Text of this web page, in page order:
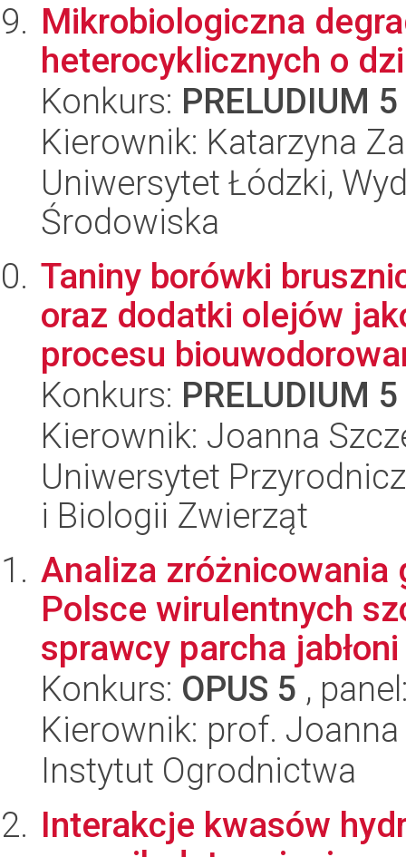
Mikrobiologiczna
heterocyklicznych o
Konkurs: PRELUDIUM 5
Kierownik: Katarzyna
Uniwersytet Łódzki,
Środowiska
Taniny borówki
oraz dodatki olejów
procesu
Konkurs: PRELUDIUM 5
Kierownik: Joanna
Uniwersytet
i Biologii Zwierząt
Analiza zróżnicowania
Polsce wirulentnych
sprawcy parcha
Konkurs: OPUS 5 ,
Kierownik: prof. Joanna
Instytut Ogrodnictwa
Interakcje kwasów